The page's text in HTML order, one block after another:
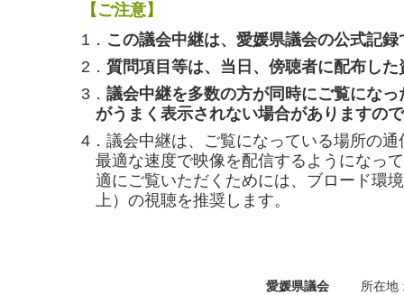
【ご注意】
1． この議会中継は、愛媛県議会の公式記
2． 質問項目等は、当日、傍聴者に配布した
3． 議会中継を多数の方が同時にご覧にな
がうまく表示されない場合がありますの
4．議会中継は、ご覧になっている場所の
最適な速度で映像を配信するようになっ
適にご覧いただくためには、ブロード環
上）の視聴を推奨します。
愛媛県議会
所在地